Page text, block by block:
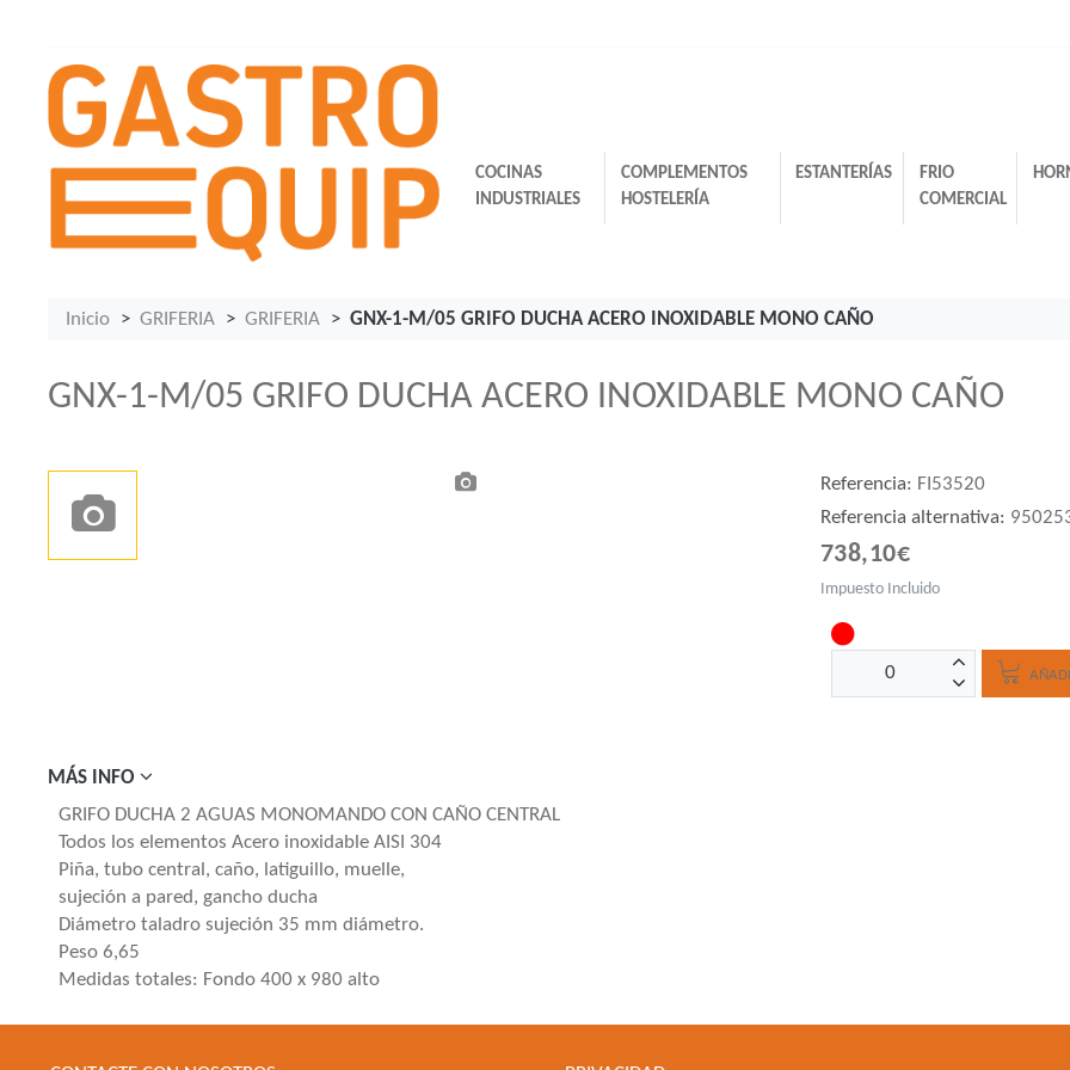
COCINAS
INDUSTRIALES
COMPLEMENTOS
HOSTELERÍA
ESTANTERÍAS
FRIO
COMERCIAL
Inicio GRIFERIA GRIFERIA GNX-1-M/05 GRIFO DUCHA ACERO INOXIDABLE MONO CAÑO
GNX-1-M/05 GRIFO DUCHA ACERO INOXIDABLE MONO CAÑO
Referencia: FI53520
Referencia alternativa:
738,10€
Impuesto Incluido
MÁS INFO
GRIFO DUCHA 2 AGUAS MONOMANDO CON CAÑO CENTRAL
Todos los elementos Acero inoxidable AISI 304
Piña, tubo central, caño, latiguillo, muelle,
sujeción a pared, gancho ducha
Diámetro taladro sujeción 35 mm diámetro.
Peso 6,65
Medidas totales: Fondo 400 x 980 alto